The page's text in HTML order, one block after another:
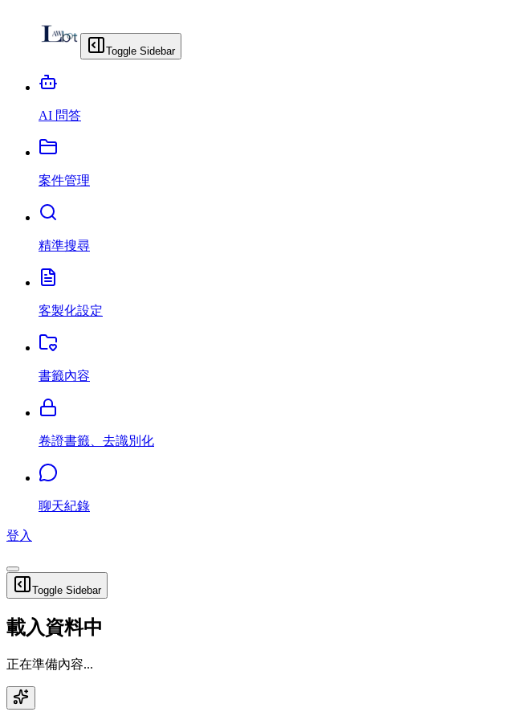
Toggle Sidebar
AI 問答
案件管理
精準搜尋
客製化設定
書籤內容
卷證書籤、去識別化
聊天紀錄
登入
Toggle Sidebar
載入資料中
正在準備內容...